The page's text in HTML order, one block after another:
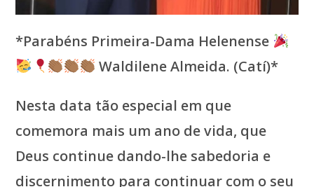
*Parabéns Primeira-Dama Helenense
Waldilene Almeida. (Catí)*
Nesta data tão especial em que
comemora mais um ano de vida, que
Deus continue dando-lhe sabedoria e
discernimento para continuar com o seu